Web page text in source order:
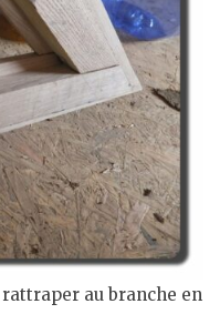
rattraper au branche en